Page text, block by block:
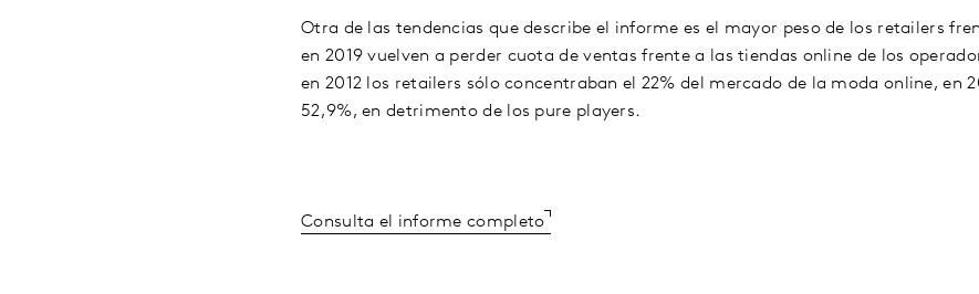
Otra de las tendencias que describe el informe es el mayor peso de los retailers
en 2019 vuelven a perder cuota de ventas frente a las tiendas online de los
en 2012 los retailers sólo concentraban el 22% del mercado de la moda online, en
52,9%, en detrimento de los pure players.
Consulta el informe completo